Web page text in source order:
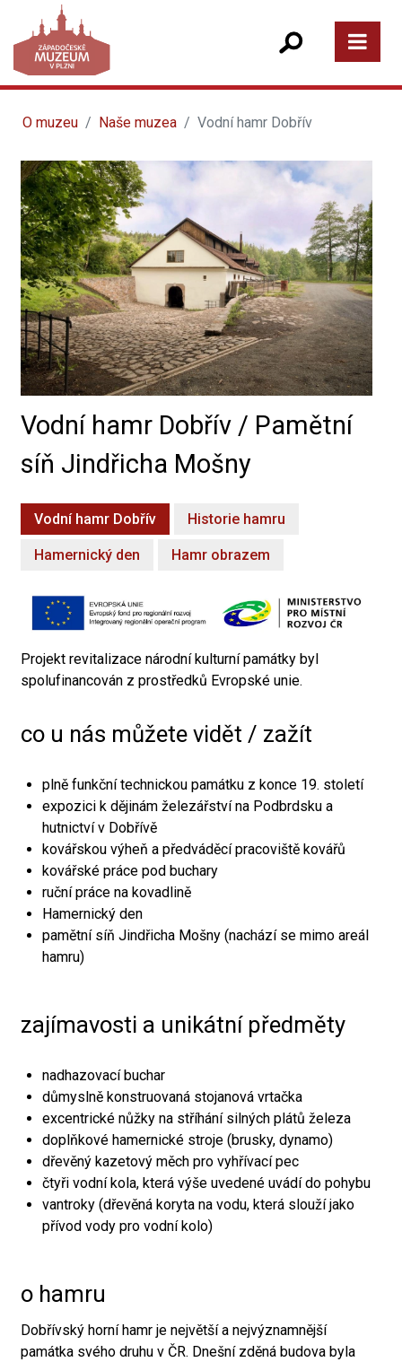
O muzeu Naše muzea Vodní hamr Dobřív
Vodní hamr Dobřív / Pamětní
síň Jindřicha Mošny
Vodní hamr Dobřív Historie hamru
Hamernický den Hamr obrazem
Projekt revitalizace národní kulturní památky byl
spolufinancován z prostředků Evropské unie.
co u nás můžete vidět / zažít
plně funkční technickou památku z konce 19. století
expozici k dějinám železářství na Podbrdsku a
hutnictví v Dobřívě
kovářskou výheň a předváděcí pracoviště kovářů
kovářské práce pod buchary
ruční práce na kovadlině
Hamernický den
pamětní síň Jindřicha Mošny (nachází se mimo areál
hamru)
zajímavosti a unikátní předměty
nadhazovací buchar
důmyslně konstruovaná stojanová vrtačka
excentrické nůžky na stříhání silných plátů železa
doplňkové hamernické stroje (brusky, dynamo)
dřevěný kazetový měch pro vyhřívací pec
čtyři vodní kola, která výše uvedené uvádí do pohybu
vantroky (dřevěná koryta na vodu, která slouží jako
přívod vody pro vodní kolo)
o hamru
Dobřívský horní hamr je největší a nejvýznamnější
památka svého druhu v ČR. Dnešní zděná budova byla